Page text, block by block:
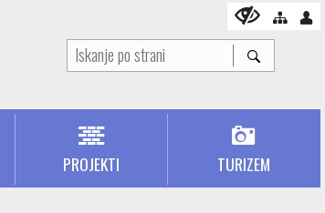
PROJEKTI TURIZEM